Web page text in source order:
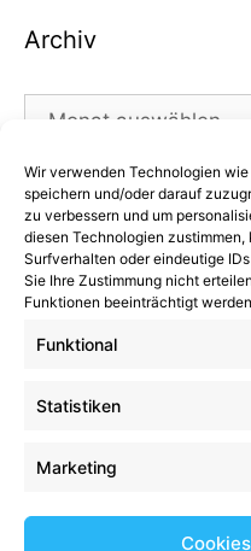
Wir verwenden Technologien
speichern und/oder darauf
zu verbessern und um
diesen Technologien
Surfverhalten oder eindeutige
Sie Ihre Zustimmung nicht
Funktionen beeinträchtigt
Funktional
Statistiken
Marketing
Archiv
Archiv
Kategorien
Kategorien
Kommentare
Aufgalopp mit neuen
beendet seine